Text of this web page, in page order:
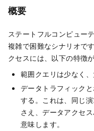
概要
ステートフルコンピュー
複雑で困難なシナリオで
クセスには、以下の特徴が
範囲クエリは少なく
データトラフィック
する。これは、同じ
さえ、データアクセ
意味します。